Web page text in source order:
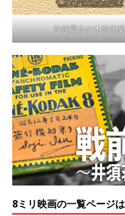
沖縄最古の木造建
8ミリ映画の一覧ページ